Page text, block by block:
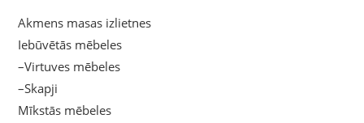
Akmens masas izlietnes
Iebūvētās mēbeles
–Virtuves mēbeles
–Skapji
Mīkstās mēbeles